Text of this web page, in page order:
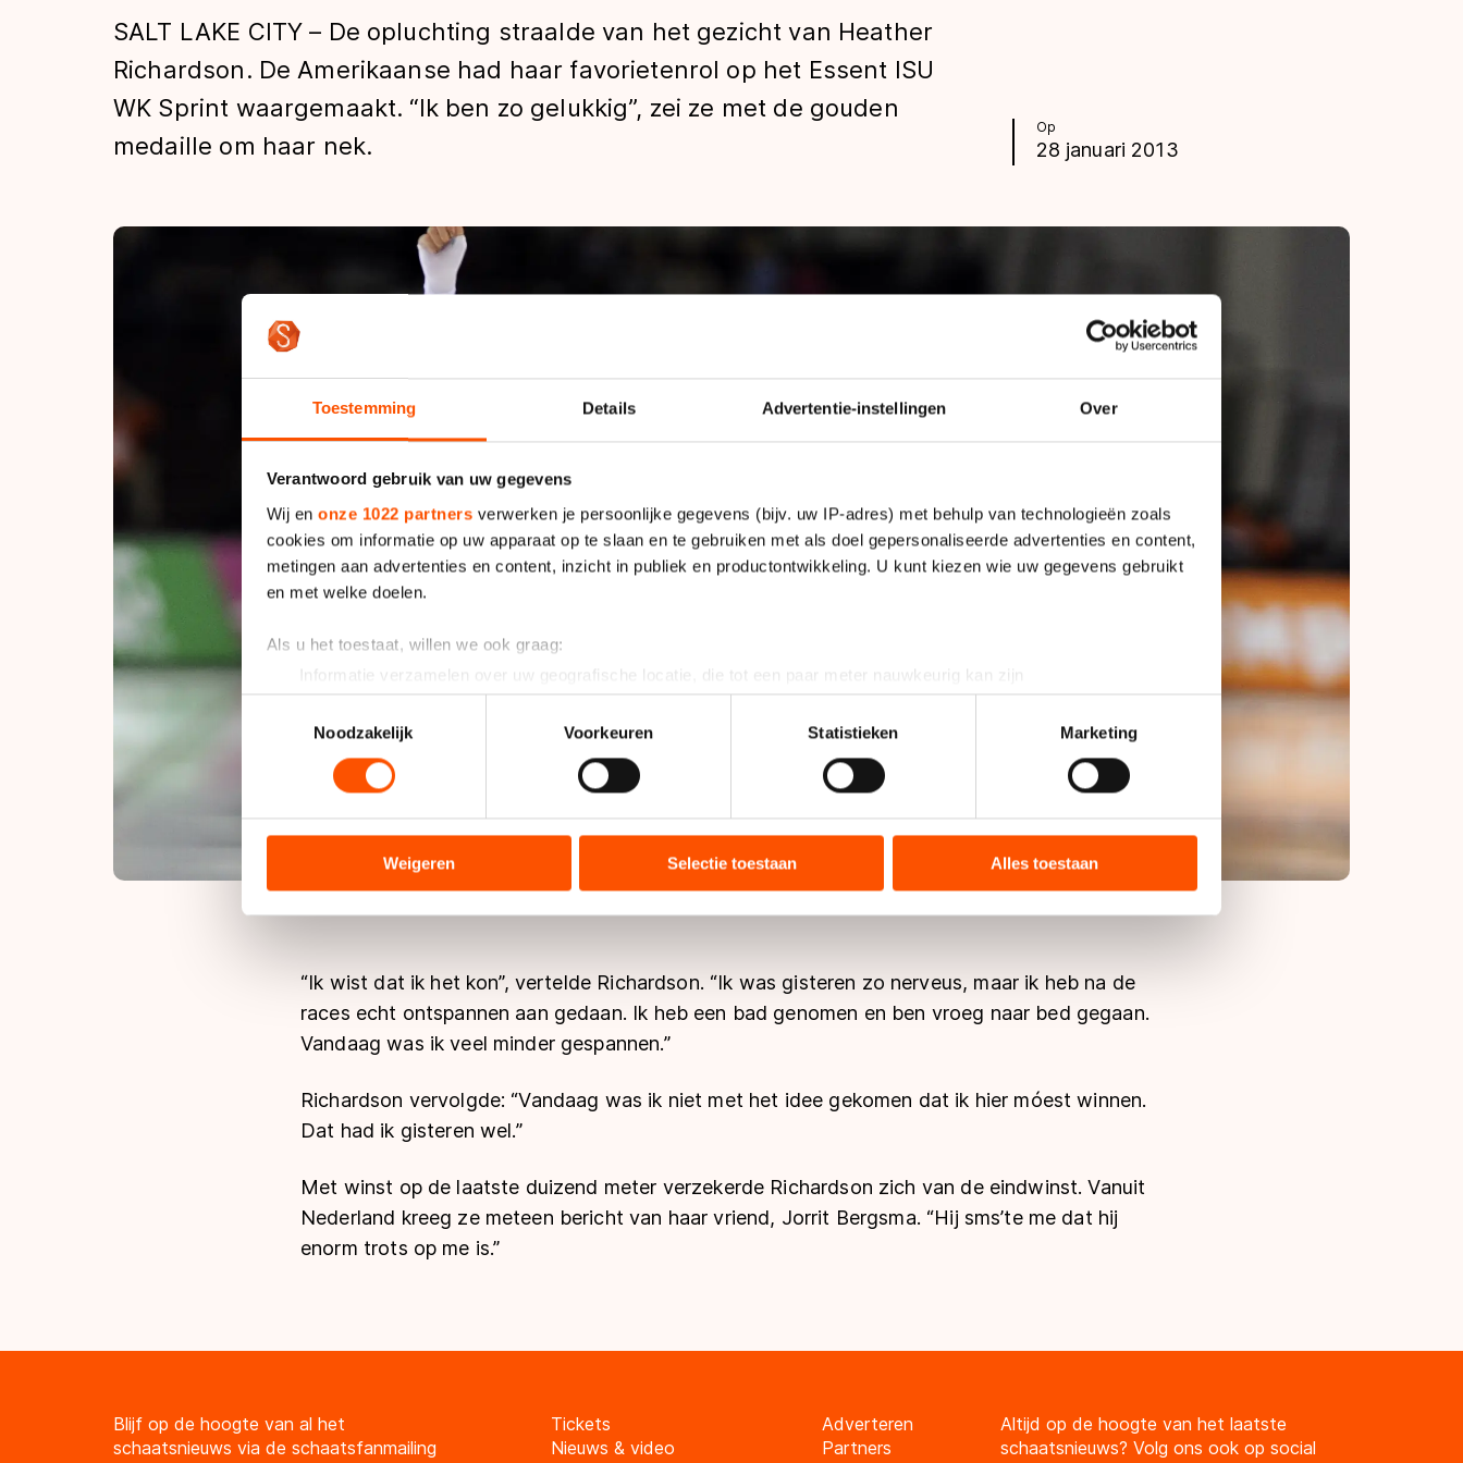
Toestemming Details Advertentie-instellingen Over
Verantwoord gebruik van uw gegevens
Wij en onze 1022 partners verwerken je persoonlijke gegevens (bijv. uw IP-adres) met behulp van technologieën zoals
cookies om informatie op uw apparaat op te slaan en te gebruiken met als doel gepersonaliseerde advertenties en content,
metingen aan advertenties en content, inzicht in publiek en productontwikkeling. U kunt kiezen wie uw gegevens gebruikt
en met welke doelen.
Als u het toestaat, willen we ook graag:
Informatie verzamelen over uw geografische locatie, die tot een paar meter nauwkeurig kan zijn
Uw apparaat identificeren door het actief te scannen op specifieke eigenschappen (fingerprinting)
Lees meer over hoe uw persoonlijke gegevens worden verwerkt en stel uw voorkeuren in het
detailgedeeltein. U kunt uw
toestemming op elk moment wijzigen of intrekken in de Cookieverklaring.
analyseren. We delen informatie over uw gebruik van onze site met onze partners voor social media, advertenties en
analyse. Zij kunnen deze combineren met andere gegevens die u aan hen heeft verstrekt of die zij hebben verzameld via
hun services. Sommige partners kunnen gegevens doorgeven aan landen buiten de EU, zoals de VS, waar mogelijk geen
adequaat beschermingsniveau geldt volgens de GDPR. Door op ‘Toestaan’ te klikken, stemt u in met deze overdracht.
Noodzakelijk
Voorkeuren Statistieken Marketing
Weigeren Selectie toestaan Alles toestaan
Tijden & historie
De weg op
Olympische Spelen
Op
28 januari 2013
SALT LAKE CITY – De opluchting straalde van het gezicht van Heather
Richardson. De Amerikaanse had haar favorietenrol op het Essent ISU
WK Sprint waargemaakt. “Ik ben zo gelukkig”, zei ze met de gouden
medaille om haar nek.
“Ik wist dat ik het kon”, vertelde Richardson. “Ik was gisteren zo nerveus, maar ik heb na de
races echt ontspannen aan gedaan. Ik heb een bad genomen en ben vroeg naar bed gegaan.
Vandaag was ik veel minder gespannen.”
Richardson vervolgde: “Vandaag was ik niet met het idee gekomen dat ik hier móest winnen.
Dat had ik gisteren wel.”
Met winst op de laatste duizend meter verzekerde Richardson zich van de eindwinst. Vanuit
Nederland kreeg ze meteen bericht van haar vriend, Jorrit Bergsma. “Hij sms’te me dat hij
enorm trots op me is.”
Blijf op de hoogte van al het
schaatsnieuws via de schaatsfanmailing
Tickets
Nieuws & video
Adverteren
Partners
Altijd op de hoogte van het laatste
schaatsnieuws? Volg ons ook op social